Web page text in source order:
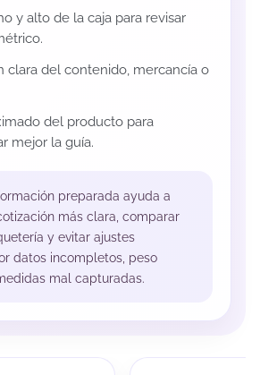
y alto de la caja para revisar
clara del contenido, mercancía o
del producto para
mejor la guía.
preparada ayuda a
más clara, comparar
y evitar ajustes
datos incompletos, peso
mal capturadas.